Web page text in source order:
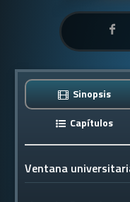
Sinopsis
Capítulos
Ventana